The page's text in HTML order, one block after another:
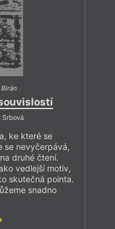
Birán
Srbová
ke které se
se nevyčerpává,
druhé čtení.
vedlejší motiv,
skutečná pointa.
snadno